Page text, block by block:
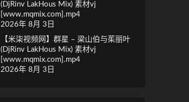
(DjRinv LakHous Mix) 素材vj
[www.mqmix.com].mp4
2026年 8月 3日
【米柒视频网】群星 – 梁山伯与茱丽叶
(DjRinv LakHous Mix) 素材vj
[www.mqmix.com].mp4
2026年 8月 3日